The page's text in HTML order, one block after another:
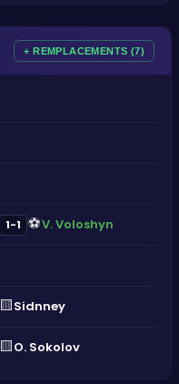
+ REMPLACEMENTS (7)
1-1 ⚽V. Voloshyn
🟨Sidnney
🟨O. Sokolov